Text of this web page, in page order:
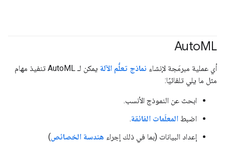
AutoML
أي عملية مبرمَجة لإنشاء نماذج تعلُّم الآلة
يمكن لـ AutoML تنفيذ مهام
مثل ما يلي تلقائيًا:
ابحث عن النموذج الأنسب.
اضبط المعلَمات الفائقة.
إعداد البيانات (بما في ذلك إجراء هندسة الخصائص)